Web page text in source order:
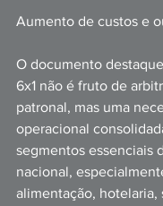
Aumento de custos e
O documento
6x1 não é fruto de
patronal, mas uma
operacional
segmentos essenciais
nacional,
alimentação, hotelaria,